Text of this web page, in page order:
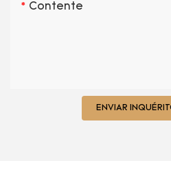
Contente
ENVIAR